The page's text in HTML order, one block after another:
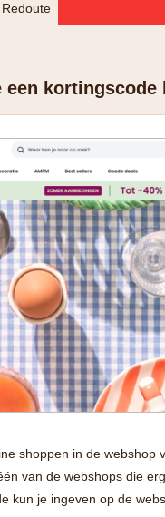
een kortingscode
shoppen in de webshop
van de webshops die
kun je ingeven op de